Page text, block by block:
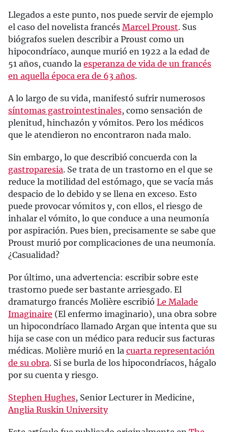
Llegados a este punto, nos puede servir de ejemplo
el caso del novelista francés Marcel Proust. Sus
biógrafos suelen describir a Proust como un
hipocondríaco, aunque murió en 1922 a la edad de
51 años, cuando la esperanza de vida de un francés
en aquella época era de 63 años.
A lo largo de su vida, manifestó sufrir numerosos
síntomas gastrointestinales, como sensación de
plenitud, hinchazón y vómitos. Pero los médicos
que le atendieron no encontraron nada malo.
Sin embargo, lo que describió concuerda con la
gastroparesia. Se trata de un trastorno en el que se
reduce la motilidad del estómago, que se vacía más
despacio de lo debido y se llena en exceso. Esto
puede provocar vómitos y, con ellos, el riesgo de
inhalar el vómito, lo que conduce a una neumonía
por aspiración. Pues bien, precisamente se sabe que
Proust murió por complicaciones de una neumonía.
¿Casualidad?
Por último, una advertencia: escribir sobre este
trastorno puede ser bastante arriesgado. El
dramaturgo francés Molière escribió Le Malade
Imaginaire (El enfermo imaginario), una obra sobre
un hipocondríaco llamado Argan que intenta que su
hija se case con un médico para reducir sus facturas
médicas. Molière murió en la cuarta representación
de su obra. Si se burla de los hipocondríacos, hágalo
por su cuenta y riesgo.
Stephen Hughes, Senior Lecturer in Medicine,
Anglia Ruskin University